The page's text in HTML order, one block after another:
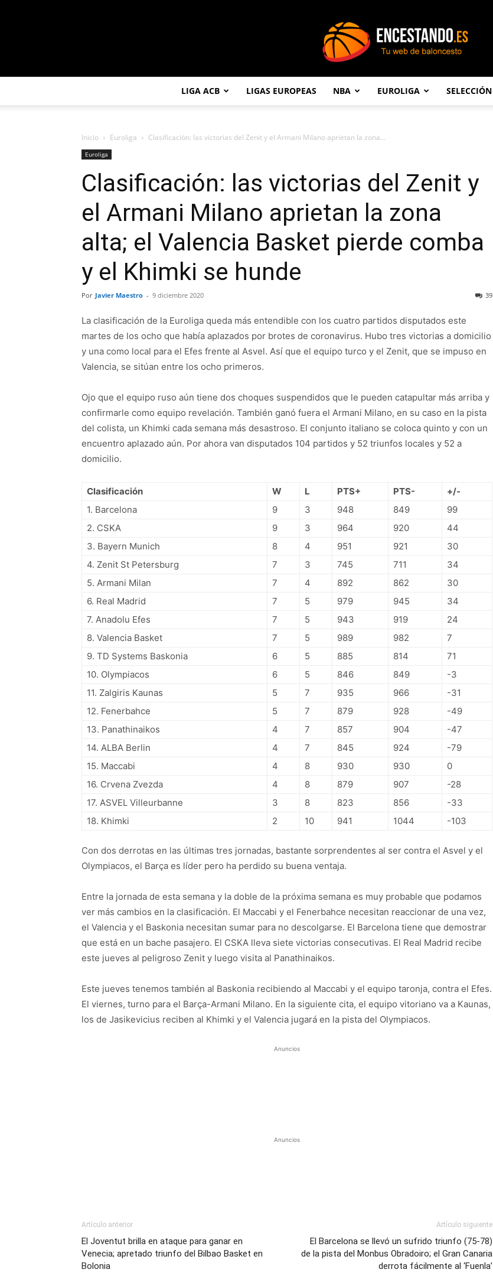
LIGA ACB LIGAS EUROPEAS NBA EUROLIGA SELECCIÓN
Inicio Euroliga Clasificación: las victorias del Zenit y el Armani Milano aprietan la zona...
Euroliga
Clasificación: las victorias del Zenit y
el Armani Milano aprietan la zona
alta; el Valencia Basket pierde comba
y el Khimki se hunde
Por Javier Maestro - 9 diciembre 2020 39
La clasificación de la Euroliga queda más entendible con los cuatro partidos disputados este
martes de los ocho que había aplazados por brotes de coronavirus. Hubo tres victorias a domicilio
y una como local para el Efes frente al Asvel. Así que el equipo turco y el Zenit, que se impuso en
Valencia, se sitúan entre los ocho primeros.
Ojo que el equipo ruso aún tiene dos choques suspendidos que le pueden catapultar más arriba y
confirmarle como equipo revelación. También ganó fuera el Armani Milano, en su caso en la pista
del colista, un Khimki cada semana más desastroso. El conjunto italiano se coloca quinto y con un
encuentro aplazado aún. Por ahora van disputados 104 partidos y 52 triunfos locales y 52 a
domicilio.
Clasificación W L PTS+ PTS-
+/-
1. Barcelona
9 3 948 849
99
2. CSKA
9 3 964 920
44
3. Bayern Munich
8 4 951 921
30
4. Zenit St Petersburg
7 3 745 711
34
5. Armani Milan
7 4 892 862
30
6. Real Madrid
7 5 979 945
34
7. Anadolu Efes
7 5 943 919
24
8. Valencia Basket
7 5 989 982
7
9. TD Systems Baskonia
6 5 885 814
71
10. Olympiacos
6 5 846 849
-3
11. Zalgiris Kaunas
5 7 935 966
-31
12. Fenerbahce
5 7 879 928
-49
13. Panathinaikos
4 7 857 904
-47
14. ALBA Berlin
4 7 845 924
-79
15. Maccabi
4 8 930 930
0
16. Crvena Zvezda
4 8 879 907
-28
17. ASVEL Villeurbanne
3 8 823 856
-33
18. Khimki
2 10 941 1044 -103
Con dos derrotas en las últimas tres jornadas, bastante sorprendentes al ser contra el Asvel y el
Olympiacos, el Barça es líder pero ha perdido su buena ventaja.
Entre la jornada de esta semana y la doble de la próxima semana es muy probable que podamos
ver más cambios en la clasificación. El Maccabi y el Fenerbahce necesitan reaccionar de una vez,
el Valencia y el Baskonia necesitan sumar para no descolgarse. El Barcelona tiene que demostrar
que está en un bache pasajero. El CSKA lleva siete victorias consecutivas. El Real Madrid recibe
este jueves al peligroso Zenit y luego visita al Panathinaikos.
Este jueves tenemos también al Baskonia recibiendo al Maccabi y el equipo taronja, contra el Efes.
El viernes, turno para el Barça-Armani Milano. En la siguiente cita, el equipo vitoriano va a Kaunas,
los de Jasikevicius reciben al Khimki y el Valencia jugará en la pista del Olympiacos.
Anuncios
Anuncios
Artículo anterior
El Joventut brilla en ataque para ganar en
Venecia; apretado triunfo del Bilbao Basket en
Bolonia
Artículo siguiente
El Barcelona se llevó un sufrido triunfo (75-78)
de la pista del Monbus Obradoiro; el Gran Canaria
derrota fácilmente al ‘Fuenla’